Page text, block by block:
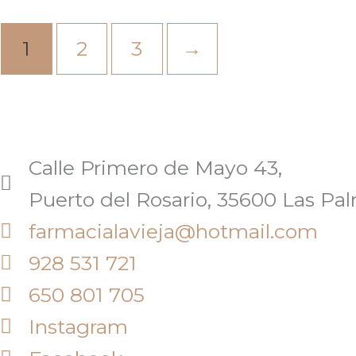
1 2 3 →
Calle Primero de Mayo 43,
Puerto del Rosario, 35600 Las
farmacialavieja@hotmail.com
928 531 721
650 801 705
Instagram